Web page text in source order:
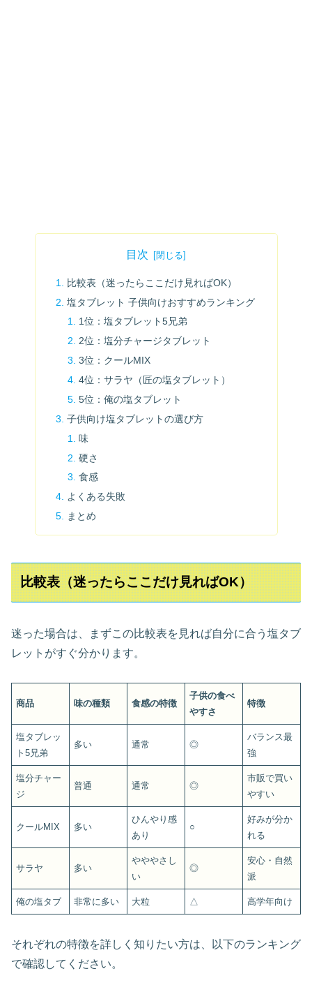
目次
比較表（迷ったらここだけ見ればOK）
塩タブレット 子供向けおすすめランキング
1位：塩タブレット5兄弟
2位：塩分チャージタブレット
3位：クールMIX
4位：サラヤ（匠の塩タブレット）
5位：俺の塩タブレット
子供向け塩タブレットの選び方
味
硬さ
食感
よくある失敗
まとめ
比較表（迷ったらここだけ見ればOK）
迷った場合は、まずこの比較表を見れば自分に合う塩タブ
レットがすぐ分かります。
商品 味の種類 食感の特徴
子供の食べ
やすさ
特徴
塩タブレッ
ト5兄弟
多い 通常 ◎
バランス最
強
塩分チャー
ジ
普通 通常 ◎
市販で買い
やすい
クールMIX 多い
ひんやり感
あり
○
好みが分か
れる
サラヤ 多い
やややさし
い
◎
安心・自然
派
俺の塩タブ 非常に多い 大粒 △ 高学年向け
それぞれの特徴を詳しく知りたい方は、以下のランキング
で確認してください。